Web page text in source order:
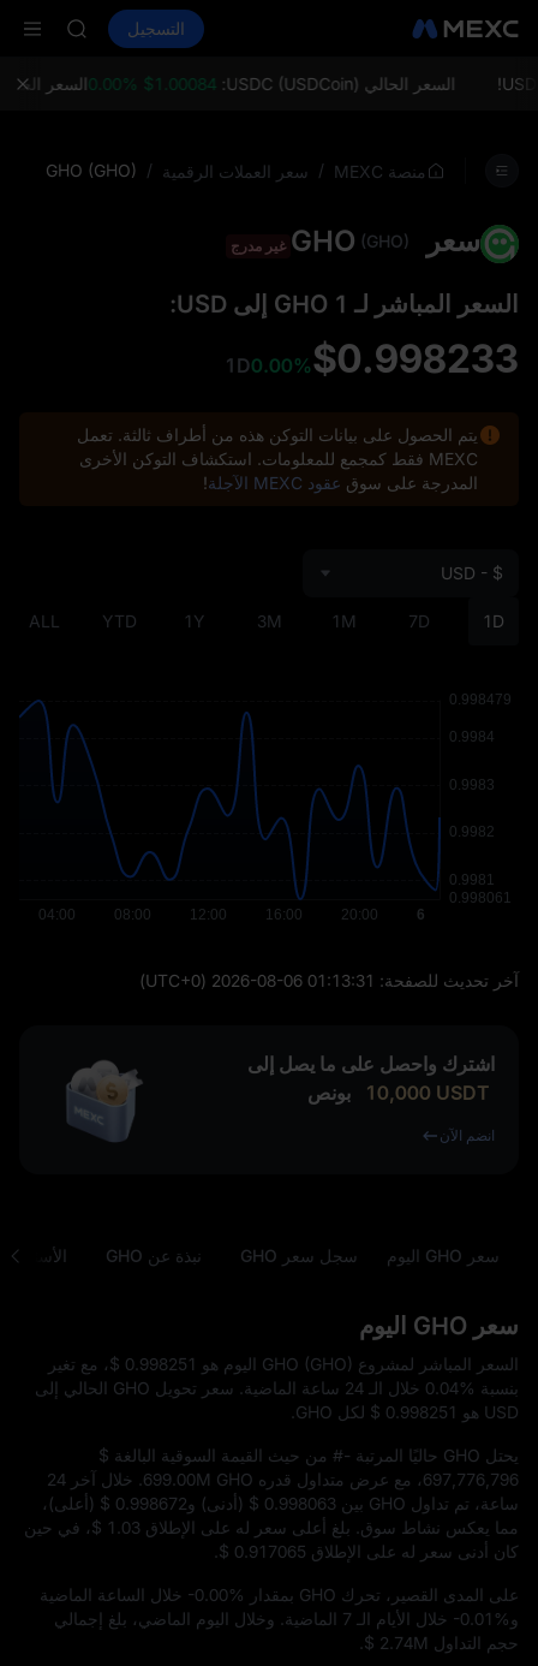
الأسواق العقود الفوريةالتسجيل
LLY
HEI
LLY
السعر الحالي ETH (Ethereum): السعر الحالي USDC (USDCoin): $1.00084 0.00%
منصة MEXC / سعر العملات الرقمية /
GHO (GHO)
سعر GHO (GHO) غير مدرج
السعر المباشر لـ 1 GHO إلى USD:
$0.998233
0.00%
1D
يتم الحصول على بيانات التوكن هذه من أطراف ثالثة. تعمل
MEXC فقط كمجمع للمعلومات. استكشاف التوكن الأخرى
المدرجة على سوق عقود MEXC الآجلة !
1D
7D
1M
3M
1Y
YTD
ALL
USD - $
آخر تحديث للصفحة: 2026-08-06 01:13:31
(UTC+0)
اشترك واحصل على ما يصل إلى
10,000 USDT بونص
انضم الآن
سعر GHO اليوم سجل سعر GHO نبذة عن GHO الأسئلة
سعر GHO اليوم
السعر المباشر لمشروع GHO (GHO) اليوم هو $ 0.998251، مع تغير
بنسبة 0.04%
خلال الـ 24 ساعة الماضية. سعر تحويل GHO الحالي إلى
USD هو
$ 0.998251 لكل GHO.
يحتل GHO حاليًا المرتبة #- من حيث القيمة السوقية البالغة $
697,776,796، مع عرض متداول قدره 699.00M GHO
. خلال آخر 24
ساعة، تم تداول GHO بين
$ 0.998063 (أدنى) و$ 0.998672 (أعلى)،
مما يعكس نشاط سوق. بلغ أعلى سعر له على الإطلاق $ 1.03، في حين
كان أدنى سعر له على الإطلاق $ 0.917065
على المدى القصير، تحرك GHO بمقدار -0.00% خلال الساعة الماضية
و-0.01%
خلال الأيام الـ 7 الماضية. وخلال اليوم الماضي، بلغ إجمالي
حجم التداول $ 2.74M